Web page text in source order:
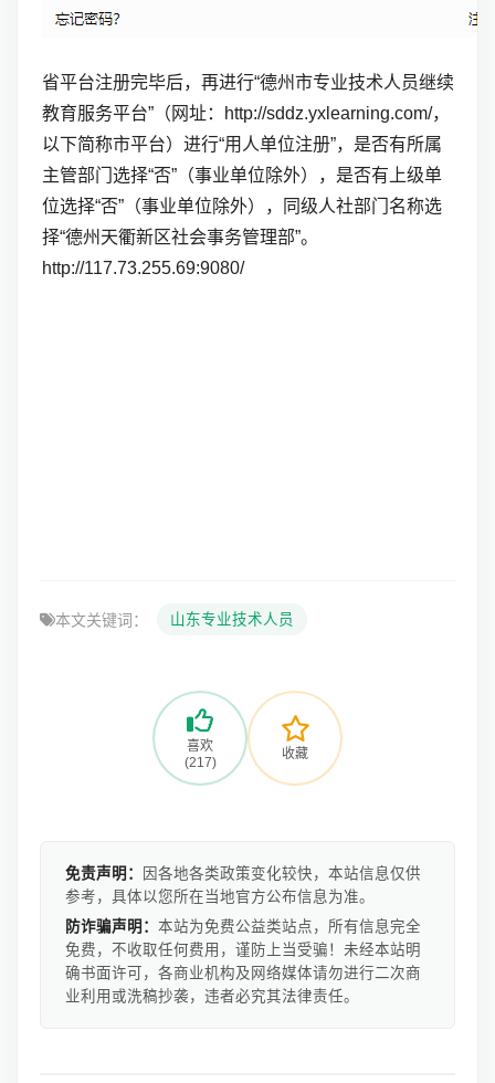
省平台注册完毕后，再进行“德州市专业技术人员继续
教育服务平台”（网址：http://sddz.yxlearning.com/，
以下简称市平台）进行“用人单位注册”，是否有所属
主管部门选择“否”（事业单位除外），是否有上级单
位选择“否”（事业单位除外），同级人社部门名称选
择“德州天衢新区社会事务管理部”。
http://117.73.255.69:9080/
本文关键词： 山东专业技术人员
喜欢
(217)
收藏
免责声明：
因各地各类政策变化较快，本站信息仅供
参考，具体以您所在当地官方公布信息为准。
防诈骗声明： 本站为免费公益类站点，所有信息完全
免费，不收取任何费用，谨防上当受骗！未经本站明
确书面许可，各商业机构及网络媒体请勿进行二次商
业利用或洗稿抄袭，违者必究其法律责任。